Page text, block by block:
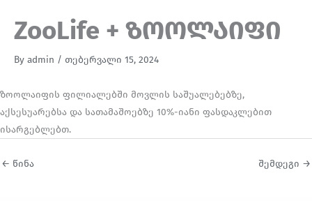
ZooLife + ზოოლაიფი
By admin / თებერვალი 15, 2024
ზოოლაიფის ფილიალებში მოვლის საშუალებებზე,
აქსესუარებსა და სათამაშოებზე 10%-იანი ფასდაკლებით
ისარგებლებთ.
← წინა შემდეგი →